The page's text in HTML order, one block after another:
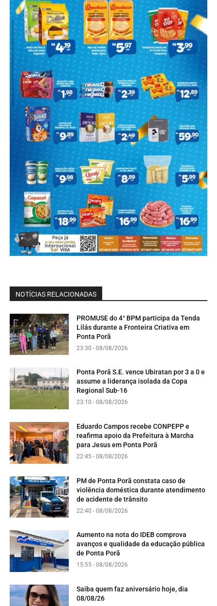
NOTÍCIAS RELACIONADAS
PROMUSE do 4° BPM participa da Tenda
Lilás durante a Fronteira Criativa em
Ponta Porã
23:30 - 08/08/2026
Ponta Porã S.E. vence Ubiratan por 3 a 0 e
assume a liderança isolada da Copa
Regional Sub-16
23:10 - 08/08/2026
Eduardo Campos recebe CONPEPP e
reafirma apoio da Prefeitura à Marcha
para Jesus em Ponta Porã
22:45 - 08/08/2026
PM de Ponta Porã constata caso de
violência doméstica durante atendimento
de acidente de trânsito
22:40 - 08/08/2026
Aumento na nota do IDEB comprova
avanços e qualidade da educação pública
de Ponta Porã
15:55 - 08/08/2026
Saiba quem faz aniversário hoje, dia
08/08/26